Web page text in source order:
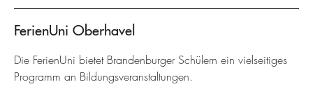
FerienUni Oberhavel
Die FerienUni bietet Brandenburger Schülern ein vielseitiges
Programm an Bildungsveranstaltungen.